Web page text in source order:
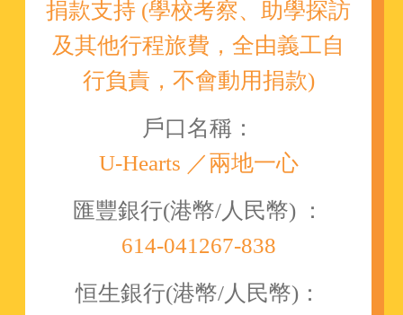
捐款支持 (學校考察、助學探訪
及其他行程旅費，全由義工自
行負責，不會動用捐款)
戶口名稱：
U-Hearts ／兩地一心
匯豐銀行(港幣/人民幣) ：
614-041267-838
恒生銀行(港幣/人民幣)：